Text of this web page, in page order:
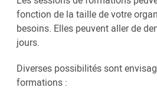
fonction de la taille de votre
besoins. Elles peuvent aller de
jours.
Diverses possibilités sont
formations :